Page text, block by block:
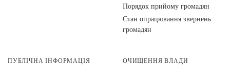
Порядок прийому громадян
Стан опрацювання звернень
громадян
ПУБЛІЧНА ІНФОРМАЦІЯ ОЧИЩЕННЯ ВЛАДИ